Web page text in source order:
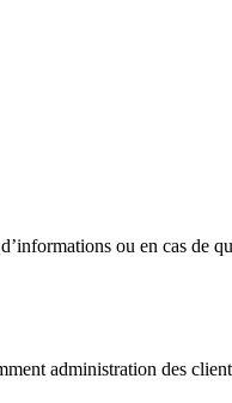
ou en cas de
administration des